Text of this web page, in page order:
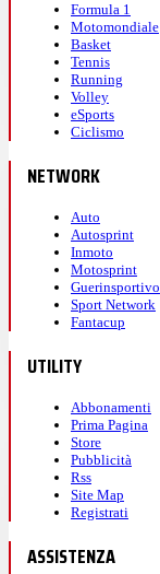
Formula 1
Motomondiale
Basket
Tennis
Running
Volley
eSports
Ciclismo
NETWORK
Auto
Autosprint
Inmoto
Motosprint
Guerinsportivo
Sport Network
Fantacup
UTILITY
Abbonamenti
Prima Pagina
Store
Pubblicità
Rss
Site Map
Registrati
ASSISTENZA